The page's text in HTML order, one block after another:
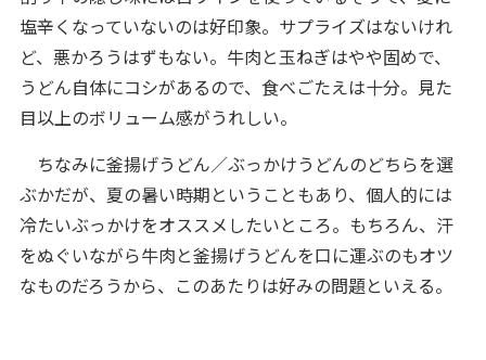
塩辛くなっていないのは好印象。サプライズはないけれ
ど、悪かろうはずもない。牛肉と玉ねぎはやや固めで、
うどん自体にコシがあるので、食べごたえは十分。見た
目以上のボリューム感がうれしい。
ちなみに釜揚げうどん／ぶっかけうどんのどちらを選
ぶかだが、夏の暑い時期ということもあり、個人的には
冷たいぶっかけをオススメしたいところ。もちろん、汗
をぬぐいながら牛肉と釜揚げうどんを口に運ぶのもオツ
なものだろうから、このあたりは好みの問題といえる。